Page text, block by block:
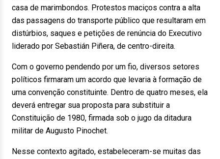
casa de marimbondos. Protestos maciços contra a alta
das passagens do transporte público que resultaram em
distúrbios, saques e petições de renúncia do Executivo
liderado por Sebastián Piñera, de centro-direita.
Com o governo pendendo por um fio, diversos setores
políticos firmaram um acordo que levaria à formação de
uma convenção constituinte. Dentro de quatro meses, ela
deverá entregar sua proposta para substituir a
Constituição de 1980, firmada sob o jugo da ditadura
militar de Augusto Pinochet.
Nesse contexto agitado, estabeleceram-se muitas das